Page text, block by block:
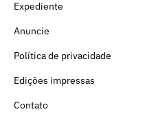
Expediente
Anuncie
Política de privacidade
Edições impressas
Contato